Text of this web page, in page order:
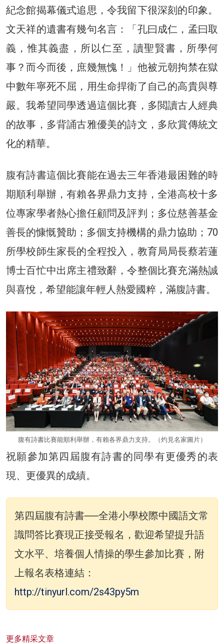
紀念館揭幕儀式追思，令我留下很深刻的印象。
文天祥的遺書有幾句名言：「孔曰成仁，孟曰取
義，惟其義盡，所以仁至，讀聖賢書，所學何
事？而今而後，庶幾無愧！」他被元朝拘禁在獄
中數年寧死不屈，用生命捍衛了自己的高貴與尊
嚴。我希望同學透過這個比賽，多閲讀古人經典
的故事，多背誦古雅優美的詩文，多欣賞傳統文
化的精華。
腹有詩書這個比賽能在過去三年香港最困難的時
期順利舉辦，有賴各界鼎力支持，全港高校十多
位專家學者熱心擔任顧問及評判；多位慈善基金
善長的慷慨贊助；多個支持機構的鼎力協助；70
所學校師生家長的全程投入，教育局局長蔡若蓮
博士百忙中出席主禮致辭，令整個比賽充滿熱誠
與喜悅，希望能讓年輕人熱愛國粹，滿腹詩書。
腹有詩書比賽能順利舉辦，有賴各界鼎力支持。（灼見名家圖片）
祝願參加第四屆腹有詩書的同學有更優秀的表
現、更優異的成績。
第四屆腹有詩書──全港小學校際中國語文常
識問答比賽現正接受報名，歡迎希望提升語
文水平、培養個人情操的學生參加比賽，附
上報名表格連結：
http://tinyurl.com/2s43py5m
更多精采文章